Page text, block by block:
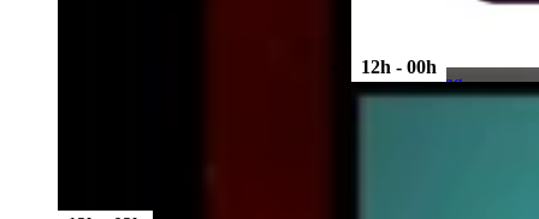
Sauna/cruising
Le Rive droite sauna -
12h - 00h